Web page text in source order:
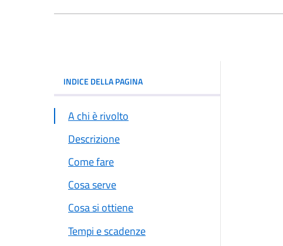
INDICE DELLA PAGINA
A chi è rivolto
Descrizione
Come fare
Cosa serve
Cosa si ottiene
Tempi e scadenze